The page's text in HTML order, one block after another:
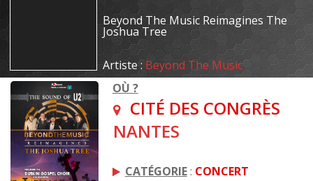
Beyond The Music Reimagines The
Joshua Tree
Artiste :Beyond The Music
OÙ ?
CITÉ DES CONGRÈS
NANTES
CATÉGORIE: CONCERT